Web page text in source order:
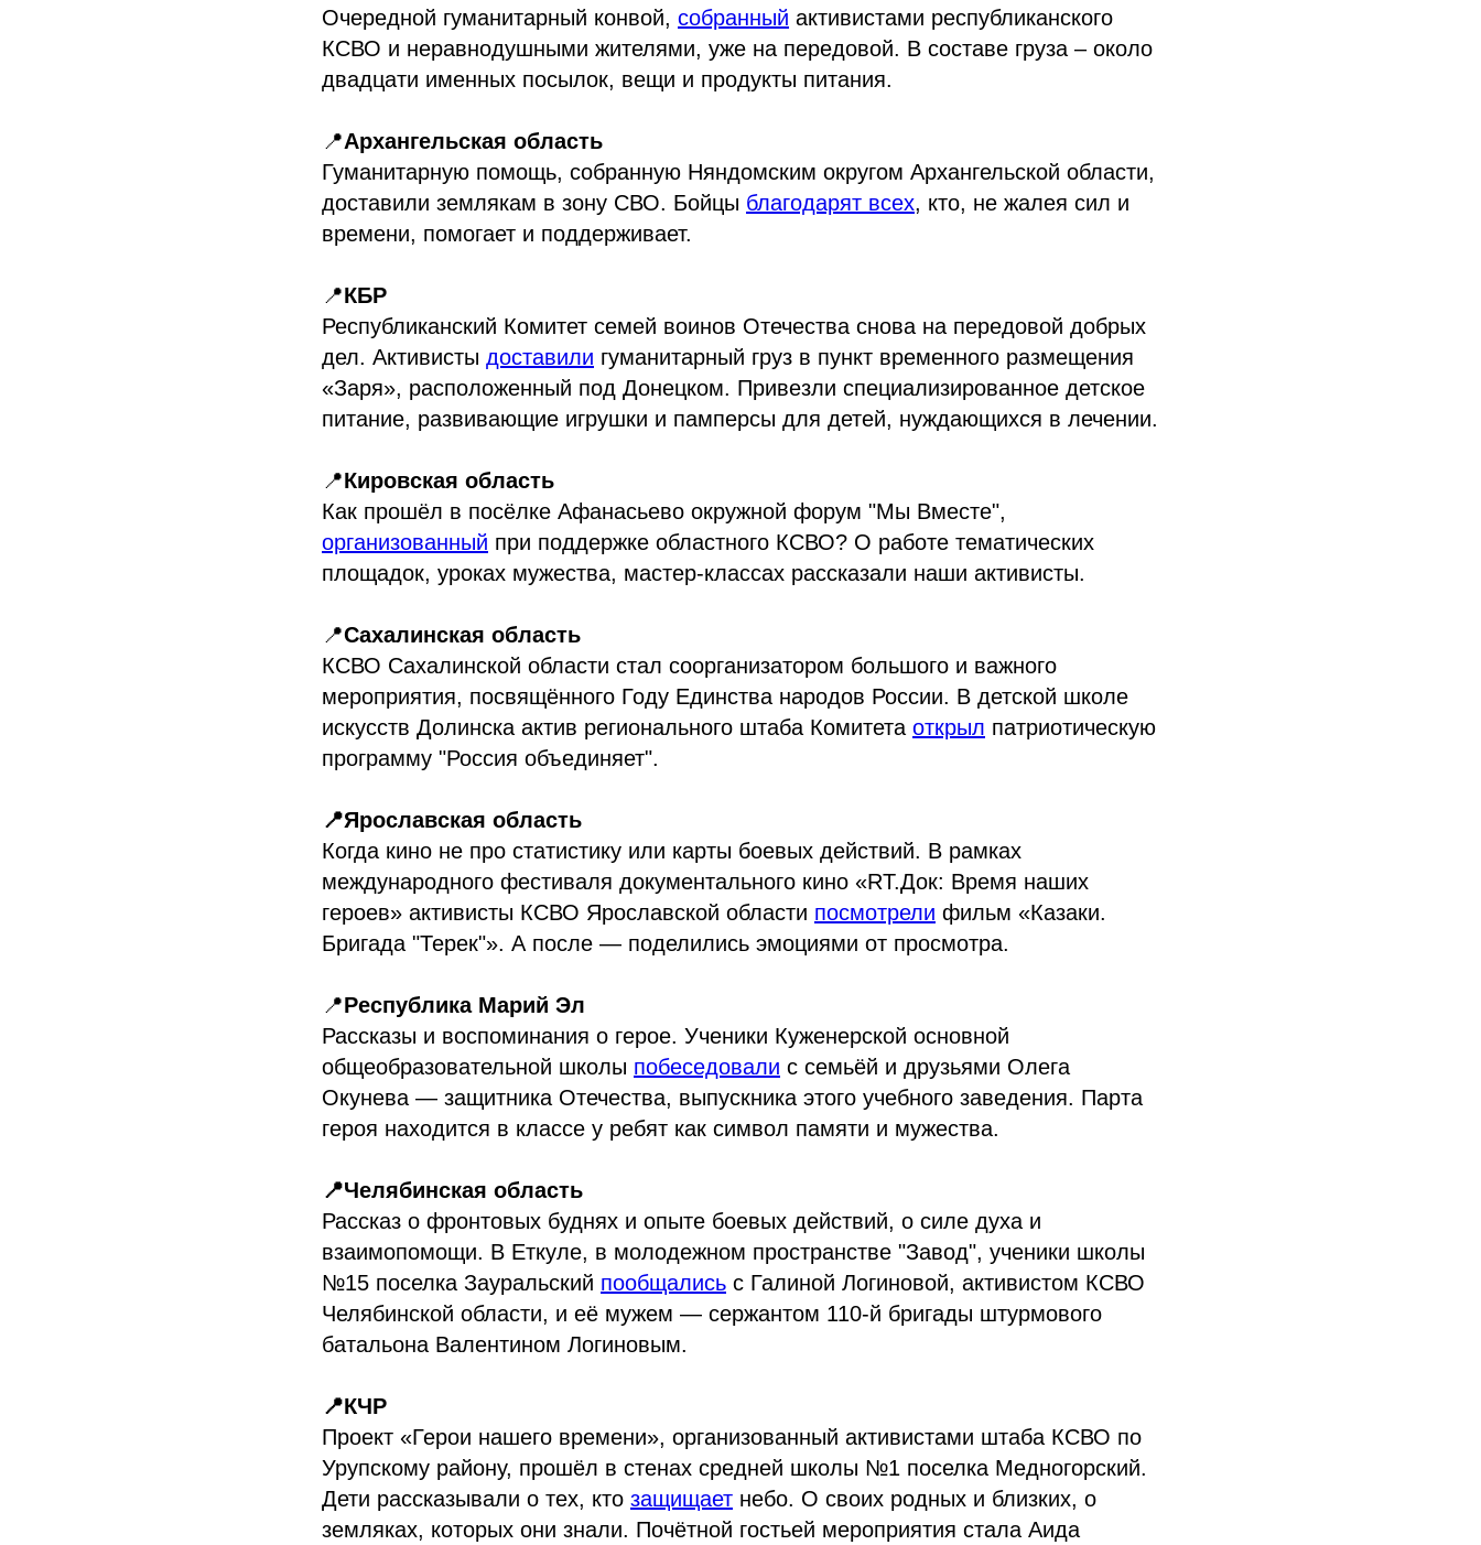
Очередной гуманитарный конвой, собранный активистами республиканского
КСВО и неравнодушными жителями, уже на передовой. В составе груза – около
двадцати именных посылок, вещи и продукты питания.
📍Архангельская область
Гуманитарную помощь, собранную Няндомским округом Архангельской области,
доставили землякам в зону СВО. Бойцы благодарят всех, кто, не жалея сил и
времени, помогает и поддерживает.
📍КБР
Республиканский Комитет семей воинов Отечества снова на передовой добрых
дел. Активисты доставили гуманитарный груз в пункт временного размещения
«Заря», расположенный под Донецком. Привезли специализированное детское
питание, развивающие игрушки и памперсы для детей, нуждающихся в лечении.
📍Кировская область
Как прошёл в посёлке Афанасьево окружной форум "Мы Вместе",
организованный при поддержке областного КСВО? О работе тематических
площадок, уроках мужества, мастер-классах рассказали наши активисты.
📍Сахалинская область
КСВО Сахалинской области стал соорганизатором большого и важного
мероприятия, посвящённого Году Единства народов России. В детской школе
искусств Долинска актив регионального штаба Комитета открыл патриотическую
программу "Россия объединяет".
📍Ярославская область
Когда кино не про статистику или карты боевых действий. В рамках
международного фестиваля документального кино «RT.Док: Время наших
героев» активисты КСВО Ярославской области посмотрели фильм «Казаки.
Бригада "Терек"». А после — поделились эмоциями от просмотра.
📍Республика Марий Эл
Рассказы и воспоминания о герое. Ученики Куженерской основной
общеобразовательной школы побеседовали с семьёй и друзьями Олега
Окунева — защитника Отечества, выпускника этого учебного заведения. Парта
героя находится в классе у ребят как символ памяти и мужества.
📍Челябинская область
Рассказ о фронтовых буднях и опыте боевых действий, о силе духа и
взаимопомощи. В Еткуле, в молодежном пространстве "Завод", ученики школы
№15 поселка Зауральский пообщались с Галиной Логиновой, активистом КСВО
Челябинской области, и её мужем — сержантом 110-й бригады штурмового
батальона Валентином Логиновым.
📍КЧР
Проект «Герои нашего времени», организованный активистами штаба КСВО по
Урупскому району, прошёл в стенах средней школы №1 поселка Медногорский.
Дети рассказывали о тех, кто защищает небо. О своих родных и близких, о
земляках, которых они знали. Почётной гостьей мероприятия стала Аида